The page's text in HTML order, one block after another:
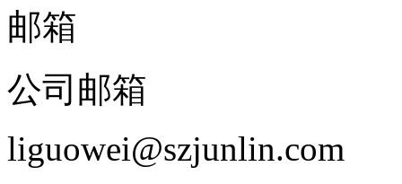
邮箱
公司邮箱
liguowei@szjunlin.com